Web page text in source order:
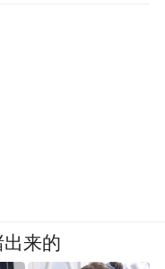
来的